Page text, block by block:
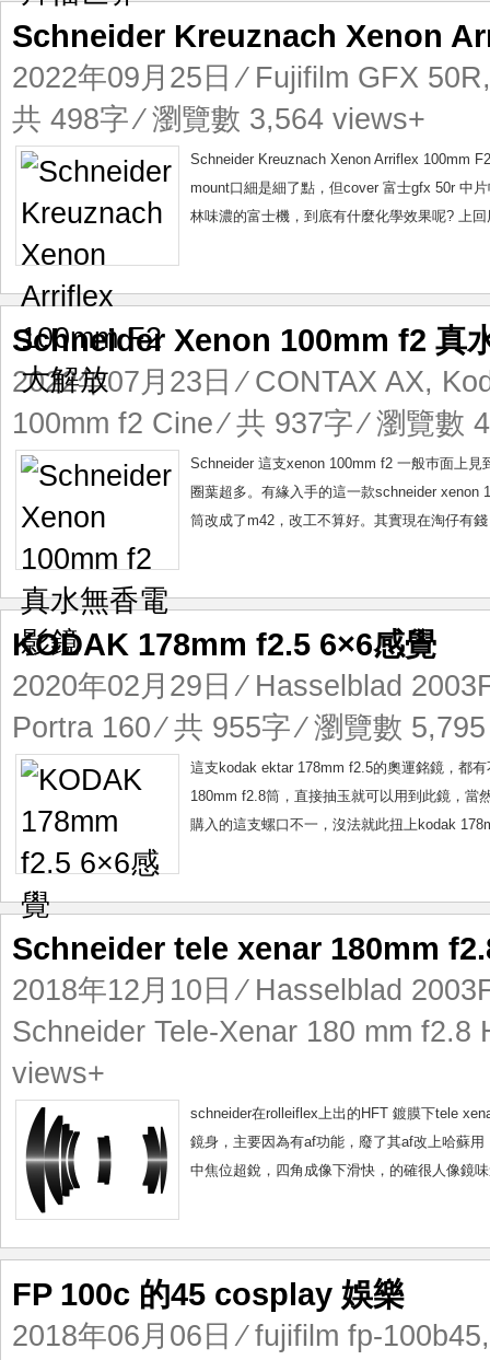
Schneider Kreuznach Xenon
2022年09月25日 ⁄ Fujifilm GFX 50R
共 498字 ⁄ 瀏覽數 3,564 views+
Schneider Kreuznach Xenon Arriflex 100mm
mount口細是細了點，但cover 富士gfx 50r 中
林味濃的富士機，到底有什麼化學效果呢? 上
Schneider Xenon 100mm f2 真
2022年07月23日 ⁄ CONTAX AX,
100mm f2 Cine⁄ 共 937字 ⁄ 瀏覽數
Schneider 這支xenon 100mm f2 一般巿面上
圈葉超多。有緣入手的這一款schneider xenon
筒改成了m42，改工不算好。其實現在淘仔有
KODAK 178mm f2.5 6×6感覺
2020年02月29日 ⁄ Hasselblad
Portra 160⁄ 共 955字 ⁄ 瀏覽數
這支kodak ektar 178mm f2.5的奧運銘鏡，都
180mm f2.8筒，直接抽玉就可以用到此鏡，當
購入的這支螺口不一，沒法就此扭上kodak
Schneider tele xenar 180mm
2018年12月10日 ⁄ Hasselblad
Schneider Tele-Xenar 180 mm f2.8
views+
schneider在rolleiflex上出的HFT 鍍膜下tele
鏡身，主要因為有af功能，廢了其af改上哈蘇
中焦位超銳，四角成像下滑快，的確很人像鏡
FP 100c 的45 cosplay 娛樂
2018年06月06日 ⁄fujifilm fp-100b45